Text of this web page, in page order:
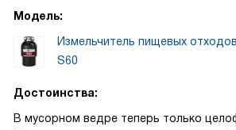
Модель:
Измельчитель пищевых
S60
Достоинства:
В мусорном ведре теперь только